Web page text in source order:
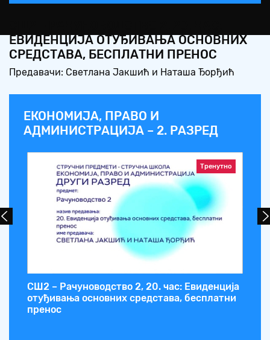
ЕВИДЕНЦИЈА ОТУЂИВАЊА ОСНОВНИХ
СРЕДСТАВА, БЕСПЛАТНИ ПРЕНОС
Предавачи: Светлана Јакшић и Наташа Ђорђић
ЕКОНОМИЈА, ПРАВО И
АДМИНИСТРАЦИЈА – 2. РАЗРЕД
Тренутно
СШ2 – Рачуноводство 2, 20. час: Евиденција
отуђивања основних средстава, бесплатни
пренос